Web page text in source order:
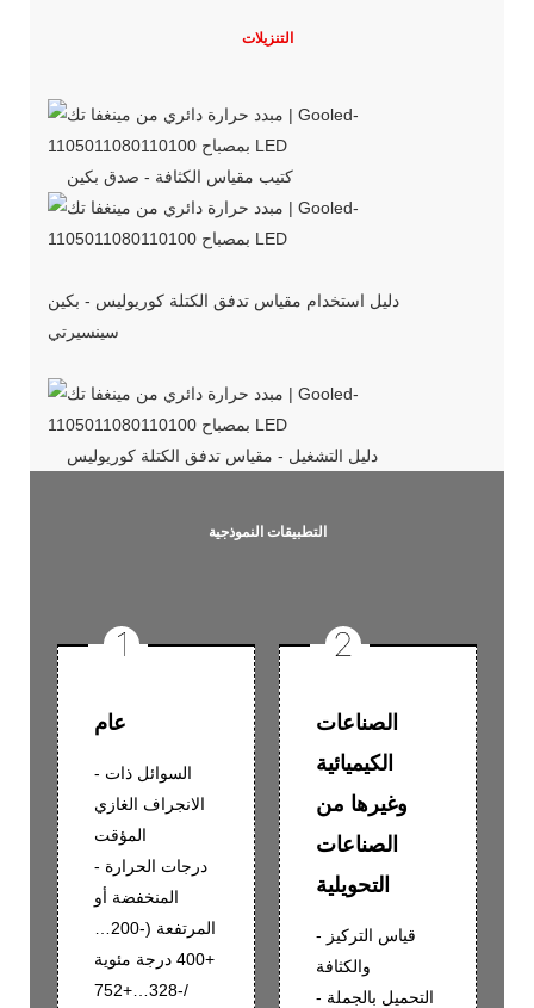
التنزيلات
كتيب مقياس الكثافة - صدق بكين
دليل استخدام مقياس تدفق الكتلة كوريوليس - بكين
سينسيرتي
دليل التشغيل - مقياس تدفق الكتلة كوريوليس
التطبيقات النموذجية
عام
- السوائل ذات
الانجراف الغازي
المؤقت
- درجات الحرارة
المنخفضة أو
+400 درجة مئوية
/-328…+752
الصناعات
الكيميائية
وغيرها من
الصناعات
التحويلية
- قياس التركيز
والكثافة
- التحميل بالجملة